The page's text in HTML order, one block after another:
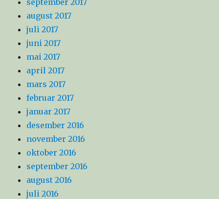
august 2017
juli 2017
juni 2017
mai 2017
april 2017
mars 2017
februar 2017
januar 2017
desember 2016
november 2016
oktober 2016
september 2016
august 2016
juli 2016